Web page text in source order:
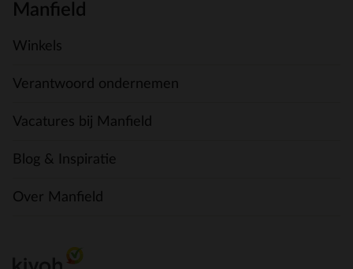
Manfield
Winkels
Verantwoord ondernemen
Vacatures bij Manfield
Blog & Inspiratie
Over Manfield